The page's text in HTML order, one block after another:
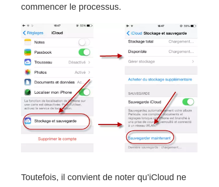
commencer le processus.
Toutefois, il convient de noter qu’iCloud ne